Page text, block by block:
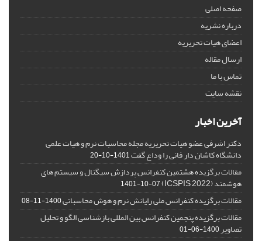
صفحه اصلی
درباره نشریه
اعضای هیات تحریریه
ارسال مقاله
تماس با ما
نقشه سایت
آخرین اخبار
دکتر اشرفی عضو هیات تحریریه مجله محاسبات نرم و هیات علمی
دانشگاه کاشان دار فانی را وداع گفت1401-10-20
مقالات برگزیده هشتمین کنفرانس پردازش سیگنال و سیستم های
هوشمند (ICSPIS 2022) 1401-10-07
مقالات برگزیده کنفرانس ملی رایانش نرم و هوش محاسباتی1400-11-08
مقالات برگزیده پنجمین کنفرانس بین المللی بازشناسی الگو و تحلیل
تصاویر1400-06-01